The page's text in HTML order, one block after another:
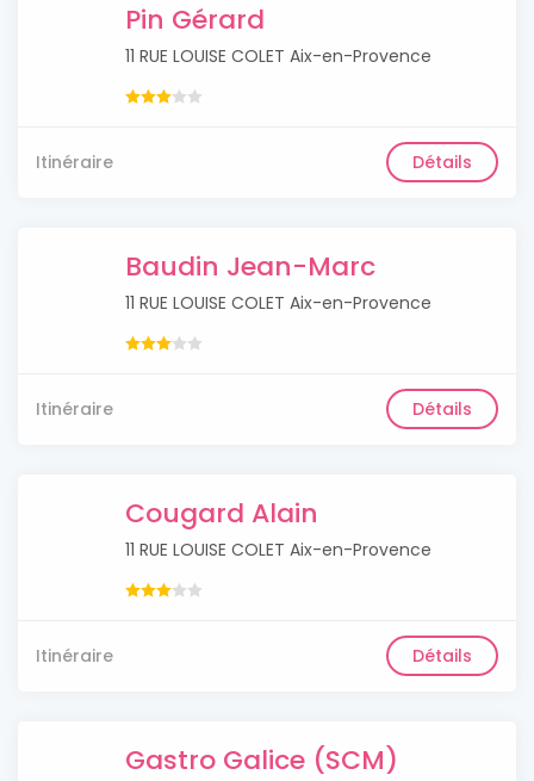
Pin Gérard
11 RUE LOUISE COLET Aix-en-Provence
Itinéraire Détails
Baudin Jean-Marc
11 RUE LOUISE COLET Aix-en-Provence
Itinéraire Détails
Cougard Alain
11 RUE LOUISE COLET Aix-en-Provence
Itinéraire Détails
Gastro Galice (SCM)